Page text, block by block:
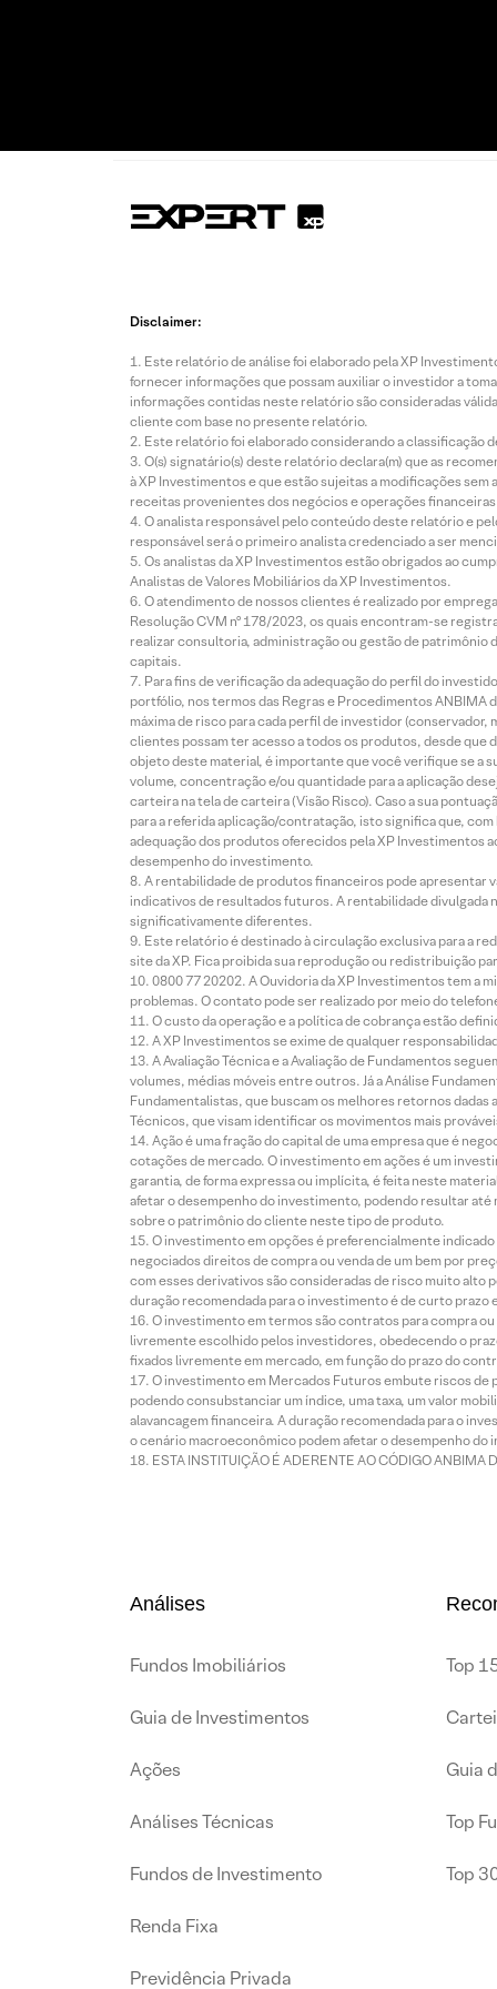
Disclaimer:
Este relatório de análise foi elaborado pela XP
fornecer informações que possam auxiliar o investidor a
informações contidas neste relatório são consideradas
cliente com base no presente relatório.
Este relatório foi elaborado considerando a classificação
O(s) signatário(s) deste relatório declara(m) que as
à XP Investimentos e que estão sujeitas a modificações
receitas provenientes dos negócios e operações
O analista responsável pelo conteúdo deste relatório e
responsável será o primeiro analista credenciado a ser
Os analistas da XP Investimentos estão obrigados ao
Analistas de Valores Mobiliários da XP Investimentos.
O atendimento de nossos clientes é realizado por
Resolução CVM nº 178/2023, os quais encontram-se
realizar consultoria, administração ou gestão de patrimônio
capitais.
Para fins de verificação da adequação do perfil do
portfólio, nos termos das Regras e Procedimentos
máxima de risco para cada perfil de investidor
clientes possam ter acesso a todos os produtos, desde que
objeto deste material, é importante que você verifique se a
volume, concentração e/ou quantidade para a aplicação
carteira na tela de carteira (Visão Risco). Caso a sua
para a referida aplicação/contratação, isto significa que,
adequação dos produtos oferecidos pela XP Investimentos
desempenho do investimento.
A rentabilidade de produtos financeiros pode apresentar
indicativos de resultados futuros. A rentabilidade divulgada
significativamente diferentes.
Este relatório é destinado à circulação exclusiva para a
site da XP. Fica proibida sua reprodução ou redistribuição
0800 77 20202. A Ouvidoria da XP Investimentos tem a
problemas. O contato pode ser realizado por meio do
O custo da operação e a política de cobrança estão
A XP Investimentos se exime de qualquer
A Avaliação Técnica e a Avaliação de Fundamentos
volumes, médias móveis entre outros. Já a Análise
Fundamentalistas, que buscam os melhores retornos
Técnicos, que visam identificar os movimentos mais
Ação é uma fração do capital de uma empresa que é
cotações de mercado. O investimento em ações é um
garantia, de forma expressa ou implícita, é feita neste
afetar o desempenho do investimento, podendo resultar
sobre o patrimônio do cliente neste tipo de produto.
O investimento em opções é preferencialmente
negociados direitos de compra ou venda de um bem por
com esses derivativos são consideradas de risco muito alto
duração recomendada para o investimento é de curto
O investimento em termos são contratos para compra
livremente escolhido pelos investidores, obedecendo o
fixados livremente em mercado, em função do prazo do
O investimento em Mercados Futuros embute riscos
podendo consubstanciar um índice, uma taxa, um valor
alavancagem financeira. A duração recomendada para o
o cenário macroeconômico podem afetar o desempenho do
ESTA INSTITUIÇÃO É ADERENTE AO CÓDIGO ANBIMA
Análises
Fundos Imobiliários
Guia de Investimentos
Ações
Análises Técnicas
Fundos de Investimento
Renda Fixa
Previdência Privada
Top
Guia
Top
Top